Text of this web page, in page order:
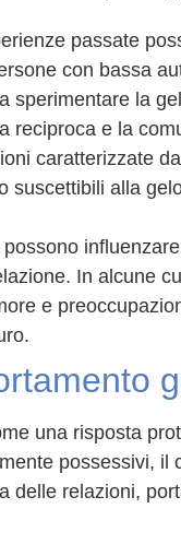
passate
con bassa
sperimentare la
reciproca e la
caratterizzate
alla
In alcune
e
una risposta
possessivi, il
delle relazioni,